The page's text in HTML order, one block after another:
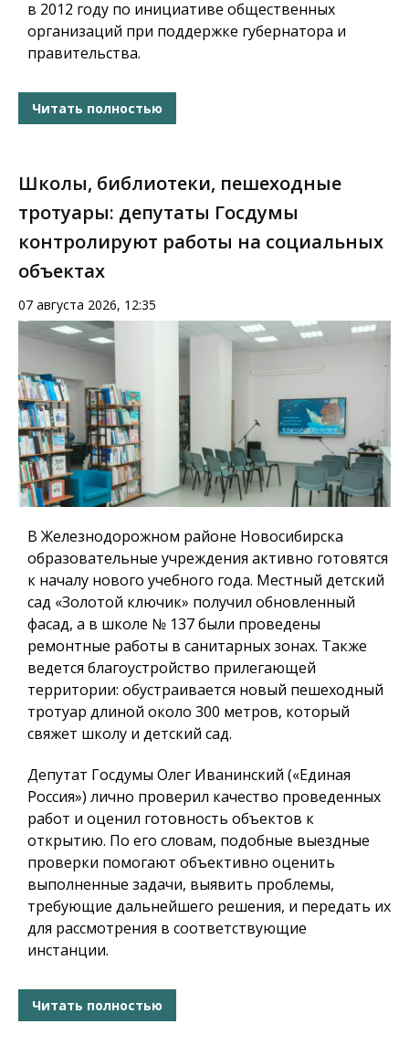
в 2012 году по инициативе общественных
организаций при поддержке губернатора и
правительства.
Читать полностью
Школы, библиотеки, пешеходные
тротуары: депутаты Госдумы
контролируют работы на социальных
объектах
07 августа 2026, 12:35
В Железнодорожном районе Новосибирска
образовательные учреждения активно готовятся
к началу нового учебного года. Местный детский
сад «Золотой ключик» получил обновленный
фасад, а в школе № 137 были проведены
ремонтные работы в санитарных зонах. Также
ведется благоустройство прилегающей
территории: обустраивается новый пешеходный
тротуар длиной около 300 метров, который
свяжет школу и детский сад.
Депутат Госдумы Олег Иванинский («Единая
Россия») лично проверил качество проведенных
работ и оценил готовность объектов к
открытию. По его словам, подобные выездные
проверки помогают объективно оценить
выполненные задачи, выявить проблемы,
требующие дальнейшего решения, и передать их
для рассмотрения в соответствующие
инстанции.
Читать полностью